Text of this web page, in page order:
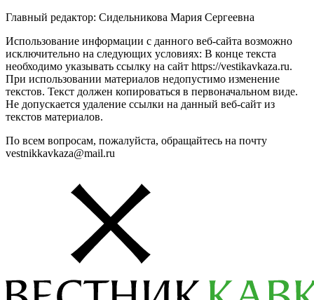
Главный редактор: Сидельникова Мария Сергеевна
Использование информации с данного веб-сайта возможно
исключительно на следующих условиях: В конце текста
необходимо указывать ссылку на сайт https://vestikavkaza.ru.
При использовании материалов недопустимо изменение
текстов. Текст должен копироваться в первоначальном виде.
Не допускается удаление ссылки на данный веб-сайт из
текстов материалов.
По всем вопросам, пожалуйста, обращайтесь на почту
vestnikkavkaza@mail.ru